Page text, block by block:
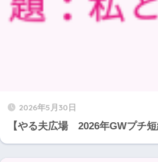
2026年5月30日
【やる夫広場 2026年GWプチ